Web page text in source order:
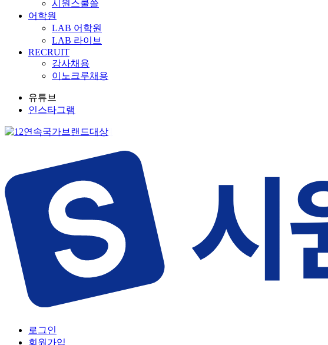
시원스쿨쓸
어학원
LAB 어학원
LAB 라이브
RECRUIT
강사채용
이노크루채용
유튜브
인스타그램
로그인
회원가입